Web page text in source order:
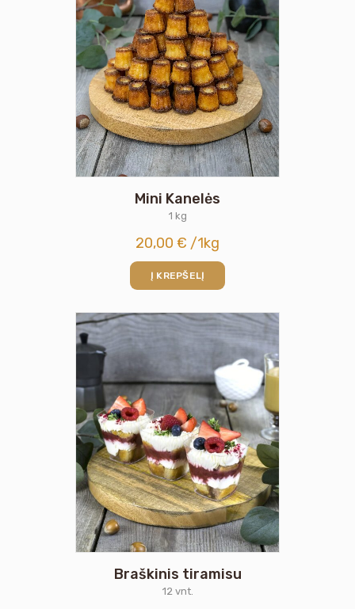
Mini Kanelės
1 kg
20,00 € /1kg
Į KREPŠELĮ
Braškinis tiramisu
12 vnt.